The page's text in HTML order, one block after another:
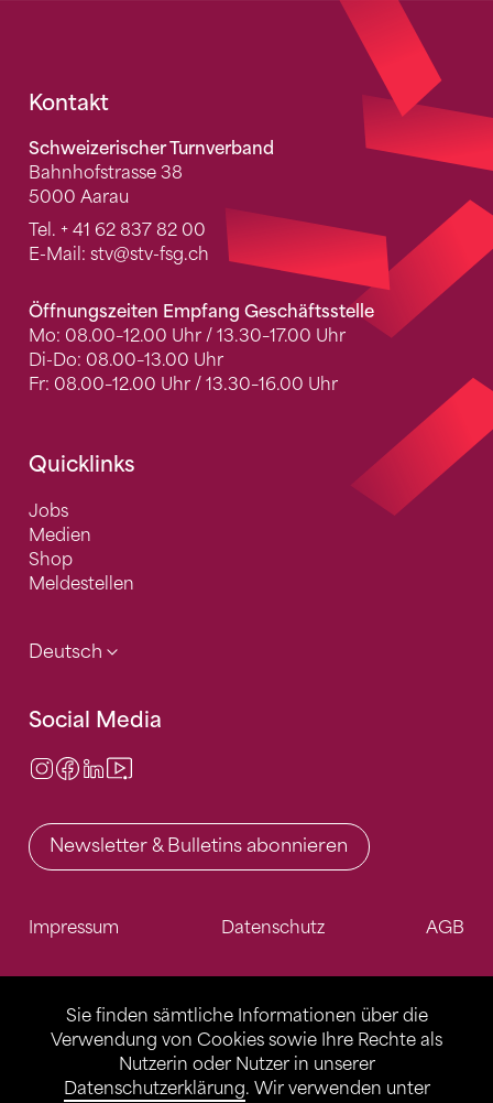
Sie finden sämtliche Informationen über die
Verwendung von Cookies sowie Ihre Rechte als
Nutzerin oder Nutzer in unserer
Datenschutzerklärung. Wir verwenden unter
Fusszeile
Kontakt
Schweizerischer Turnverband
Bahnhofstrasse 38
5000 Aarau
Tel. + 41 62 837 82 00
E-Mail: stv@stv-fsg.ch
Öffnungszeiten Empfang Geschäftsstelle
Mo: 08.00–12.00 Uhr / 13.30–17.00 Uhr
Di-Do: 08.00–13.00 Uhr
Fr: 08.00–12.00 Uhr / 13.30–16.00 Uhr
Quicklinks
Jobs
Medien
Shop
Meldestellen
Deutsch
Social Media
Instagram
Facebook
LinkedIn
Newsletter & Bulletins abonnieren
Impressum Datenschutz AGB